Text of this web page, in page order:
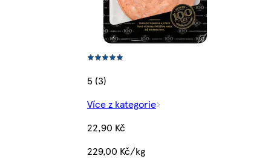
5 (3)
Více z kategorie
22,90 Kč
229,00 Kč/kg